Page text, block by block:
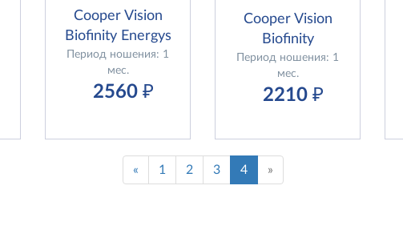
Cooper Vision
Biofinity Energys
Период ношения: 1
мес.
2560₽
Cooper Vision
Biofinity
Период ношения: 1
мес.
2210₽
« 1 2 3 4 »